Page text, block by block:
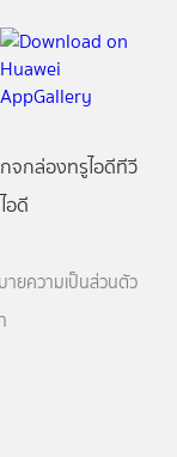
จกล่องทรูไอดีทีวี
อดี
ายความเป็นส่วนตัว